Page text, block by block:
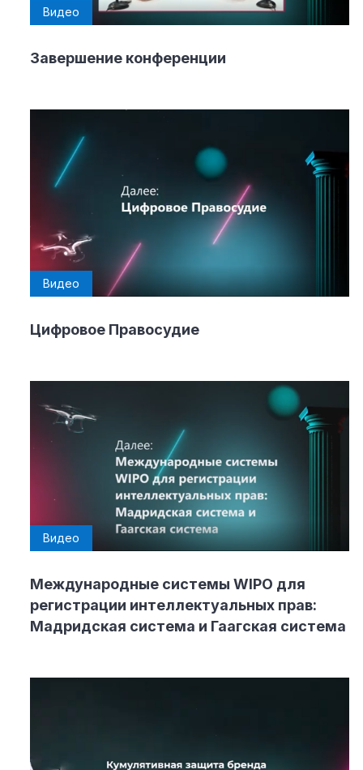
n'RIS
Онлайн патент
Цифровой Сарафан
Смотрите нас в соцсетях и мессенджерах
Видео
Завершение конференции
Видео
Цифровое Правосудие
Видео
Международные системы WIPO для
регистрации интеллектуальных прав:
Мадридская система и Гаагская система